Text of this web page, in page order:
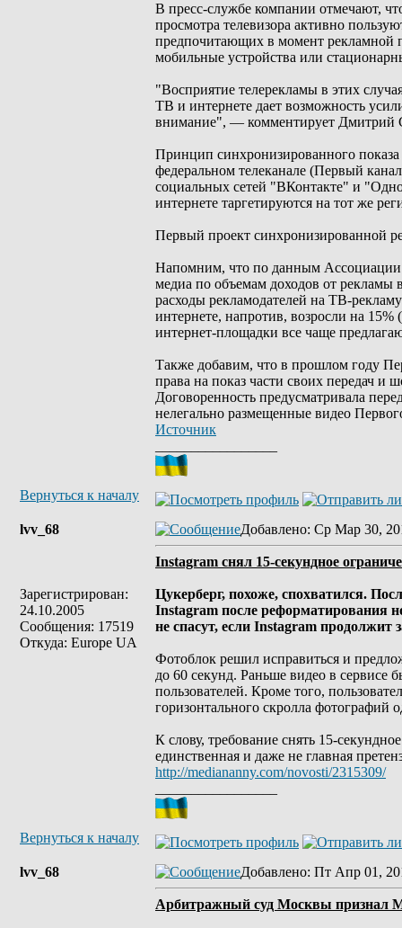
В пресс-службе компании отмечают,
просмотра телевизора активно
предпочитающих в момент рекламной
мобильные устройства или
"Восприятие телерекламы в этих
ТВ и интернете дает возможность
внимание", — комментирует Дмитрий
Принцип синхронизированного
федеральном телеканале (Первый
социальных сетей "ВКонтакте" и
интернете таргетируются на тот же
Первый проект синхронизированной
Напомним, что по данным
медиа по объемам доходов от рекламы
расходы рекламодателей на ТВ-
интернете, напротив, возросли на
интернет-площадки все чаще
Также добавим, что в прошлом году
права на показ части своих передач и
Договоренность предусматривала
нелегально размещенные видео
Источник
Вернуться к началу
lvv_68
Зарегистрирован:
24.10.2005
Сообщения: 17519
Откуда: Europe UA
Добавлено: Ср Мар 30,
Instagram снял 15-секундное
Цукерберг, похоже, спохватился.
Instagram после реформатирования
не спасут, если Instagram продолжит
Фотоблок решил исправиться и
до 60 секунд. Раньше видео в сервисе
пользователей. Кроме того,
горизонтального скролла фотографий
К слову, требование снять 15-
единственная и даже не главная
http://mediananny.com/novosti/2315309/
Вернуться к началу
lvv_68 Добавлено: Пт Апр 01,
Арбитражный суд Москвы признал